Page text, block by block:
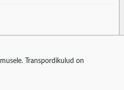
Transpordikulud on